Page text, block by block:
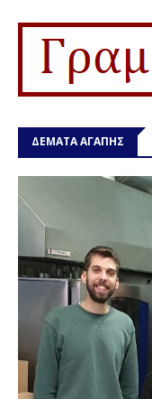
ΔΕΜΑΤΑ ΑΓΑΠΗΣ